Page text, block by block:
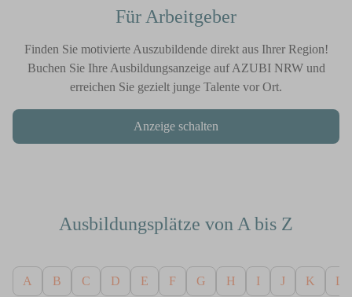
Für Arbeitgeber
Finden Sie motivierte Auszubildende direkt aus Ihrer Region!
Buchen Sie Ihre Ausbildungsanzeige auf AZUBI NRW und
erreichen Sie gezielt junge Talente vor Ort.
Anzeige schalten
Ausbildungsplätze von A bis Z
A B C D E F G H I J K L